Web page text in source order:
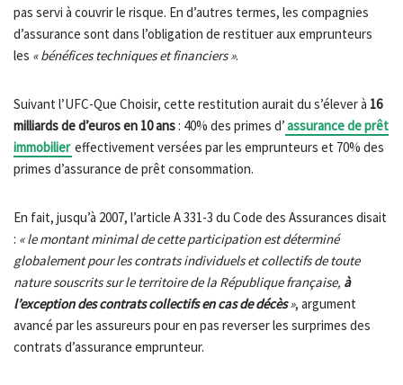
pas servi à couvrir le risque. En d’autres termes, les compagnies
d’assurance sont dans l’obligation de restituer aux emprunteurs
les « bénéfices techniques et financiers ».
Suivant l’UFC-Que Choisir, cette restitution aurait du s’élever à 16
milliards de d’euros en 10 ans : 40% des primes d’assurance de prêt
immobilier effectivement versées par les emprunteurs et 70% des
primes d’assurance de prêt consommation.
En fait, jusqu’à 2007, l’article A 331-3 du Code des Assurances disait
: « le montant minimal de cette participation est déterminé
globalement pour les contrats individuels et collectifs de toute
nature souscrits sur le territoire de la République française, à
l’exception des contrats collectifs en cas de décès», argument
avancé par les assureurs pour en pas reverser les surprimes des
contrats d’assurance emprunteur.